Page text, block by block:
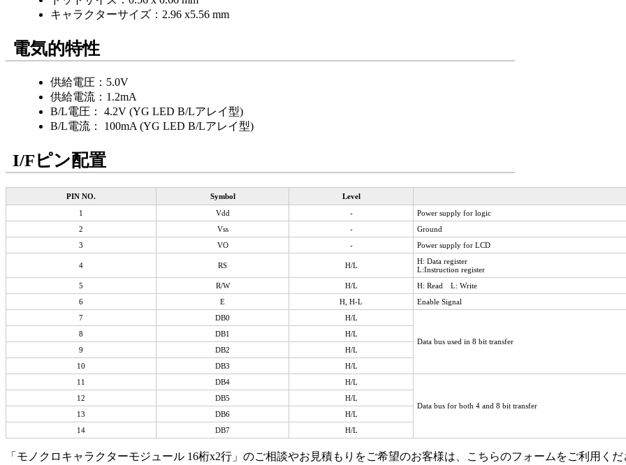
キャラクターサイズ：2.96 x5.56 mm
電気的特性
供給電圧：5.0V
供給電流：1.2mA
B/L電圧： 4.2V (YG LED B/Lアレイ型)
B/L電流： 100mA (YG LED B/Lアレイ型)
I/Fピン配置
PIN NO. Symbol
Level
1
Vdd -
Power supply for logic
2
Vss -
Ground
3
VO - Power supply for LCD
4 RS H/L
H: Data register
L:Instruction register
5
R/W H/L
H: Read L: Write
6
E H, H-L
Enable Signal
7
DB0 H/L
Data bus used in 8 bit transfer
8 DB1
H/L
9
DB2
H/L
10
DB3
H/L
11
DB4 H/L
Data bus for both 4 and 8 bit transfer
12 DB5
H/L
13
DB6
H/L
14
DB7 H/L
「モノクロキャラクターモジュール 16桁x2行」のご相談やお見積もりをご希望のお客様は、こちらのフォームをご利用く